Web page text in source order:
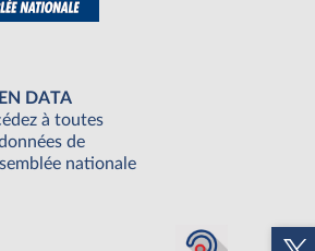
DATA
à toutes
de
nationale